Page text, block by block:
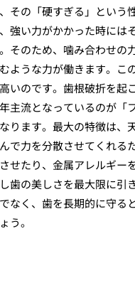
その「硬すぎる」という
強い力がかかった時には
そのため、噛み合わせの
ような力が働きます。こ
いのです。歯根破折を起
主流となっているのが「
ります。最大の特徴は、
で力を分散させてくれる
せたり、金属アレルギー
歯の美しさを最大限に引
なく、歯を長期的に守る
う。